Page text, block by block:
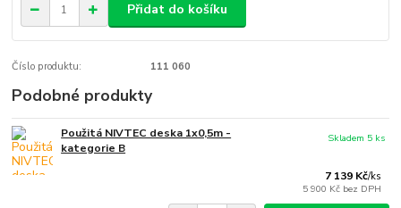
Přidat do košíku
Číslo produktu: 111 060
Podobné produkty
Použitá NIVTEC deska 1x0,5m -
kategorie B
7 139 Kč/ks
5 900 Kč bez DPH
Skladem 5 ks